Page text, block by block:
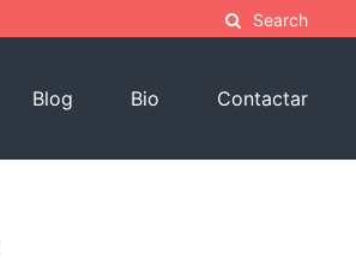
Search
Blog Bio Contactar